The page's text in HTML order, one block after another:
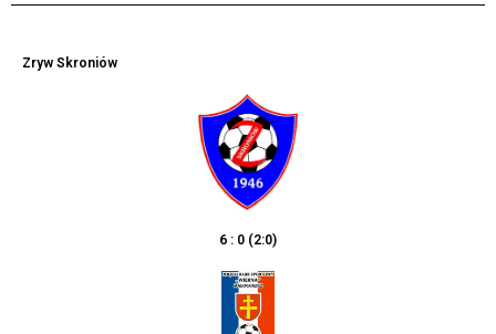
Zryw Skroniów
6 : 0 (2:0)